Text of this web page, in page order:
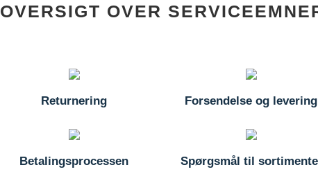
OVERSIGT OVER
Returnering Forsendelse og levering
Betalingsprocessen Spørgsmål til